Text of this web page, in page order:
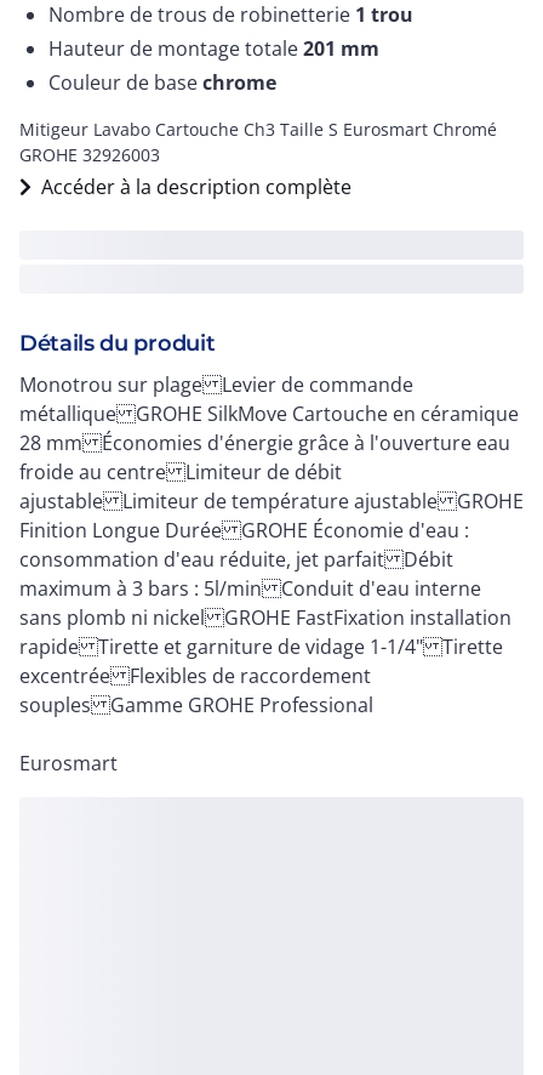
Nombre de trous de robinetterie 1 trou
Hauteur de montage totale201 mm
Couleur de basechrome
Mitigeur Lavabo Cartouche Ch3 Taille S Eurosmart Chromé
GROHE 32926003
Accéder à la description complète
Détails du produit
Monotrou sur plage Levier de commande
métallique GROHE SilkMove Cartouche en céramique
28 mm Économies d'énergie grâce à l'ouverture eau
froide au centre Limiteur de débit
ajustable Limiteur de température ajustable GROHE
Finition Longue Durée GROHE Économie d'eau :
consommation d'eau réduite, jet parfait Débit
maximum à 3 bars : 5l/min Conduit d'eau interne
sans plomb ni nickel GROHE FastFixation installation
rapide Tirette et garniture de vidage 1-1/4" Tirette
excentrée Flexibles de raccordement
souples Gamme GROHE Professional
Eurosmart